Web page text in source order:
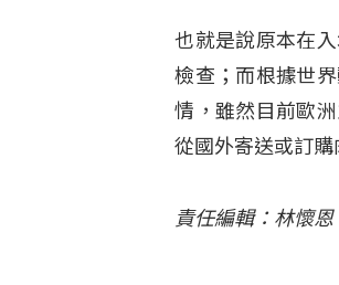
也就是說原本在
檢查；而根據世
情，雖然目前歐
從國外寄送或訂購
責任編輯：林懷恩